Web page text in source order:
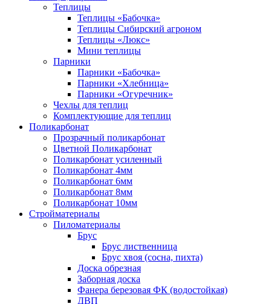
Теплицы
Теплицы «Бабочка»
Теплицы Сибирский агроном
Теплицы «Люкс»
Мини теплицы
Парники
Парники «Бабочка»
Парники «Хлебница»
Парники «Огуречник»
Чехлы для теплиц
Комплектующие для теплиц
Поликарбонат
Прозрачный поликарбонат
Цветной Поликарбонат
Поликарбонат усиленный
Поликарбонат 4мм
Поликарбонат 6мм
Поликарбонат 8мм
Поликарбонат 10мм
Стройматериалы
Пиломатериалы
Брус
Брус лиственница
Брус хвоя (сосна, пихта)
Доска обрезная
Заборная доска
Фанера березовая ФК (водостойкая)
ДВП